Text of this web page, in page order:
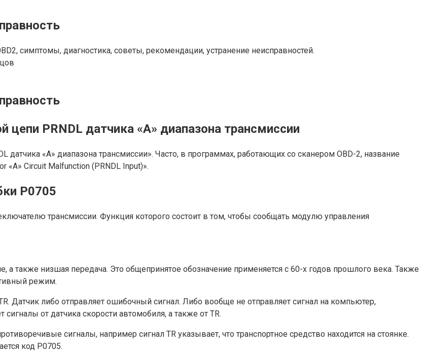
симптомы, диагностика, советы, рекомендации, устранение неисправностей.
PRNDL датчика «A» диапазона трансмиссии
«A» диапазона трансмиссии». Часто, в программах, работающих со сканером OBD-2, название
«A» Circuit Malfunction (PRNDL Input)».
P0705
трансмиссии. Функция которого состоит в том, чтобы сообщать модулю управления
а также низшая передача. Это общепринятое обозначение применяется с 60-х годов прошлого века. Также
режим.
Датчик либо отправляет ошибочный сигнал. Либо вообще не отправляет сигнал на компьютер,
от датчика скорости автомобиля, а также от TR.
сигналы, например сигнал TR указывает, что транспортное средство находится на стоянке.
код P0705.